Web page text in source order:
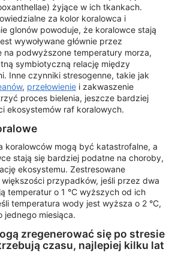
żyjące w ich tkankach.
za kolor koralowca i
glonów powoduje, że koralowce stają
wywoływane głównie przez
na podwyższone temperatury morza,
symbiotyczną relację między
Inne czynniki stresogenne, takie jak
, przełowienie i zakwaszenie
proces bielenia, jeszcze bardziej
ekosystemów raf koralowych.
koralowców mogą być katastrofalne, a
stają się bardziej podatne na choroby,
ekosystemu. Zestresowane
przypadków, jeśli przez dwa
temperatur o 1 °C wyższych od ich
temperatura wody jest wyższa o 2 °C,
jednego miesiąca.
zregenerować się po stresie
czasu, najlepiej kilku lat